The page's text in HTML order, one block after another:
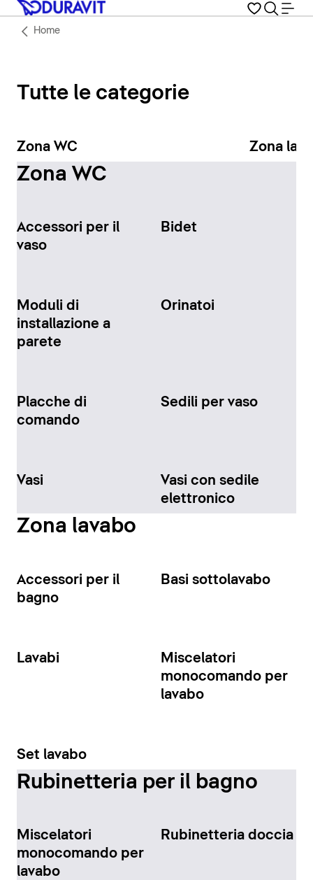
Home
Tutte le categorie
Zona WC Zona
Zona WC
Accessori per il
vaso
Bidet
Moduli di
installazione a
parete
Orinatoi
Placche di
comando
Sedili per vaso
Vasi
Vasi con sedile
elettronico
Zona lavabo
Accessori per il
bagno
Basi sottolavabo
Lavabi
Miscelatori
monocomando per
lavabo
Set lavabo
Rubinetteria per il bagno
Miscelatori
monocomando per
lavabo
Rubinetteria doccia